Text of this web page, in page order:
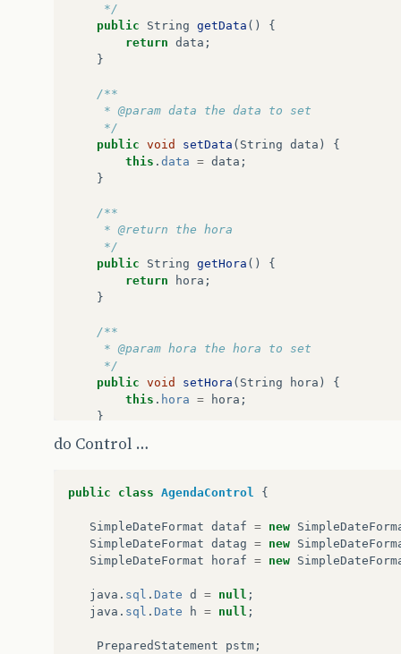
     */
public
String getData ()
{
return data ;
}
/**
     * @param data the data to set
     */
public void setData ( String data )
{
this . data = data ;
}
/**
     * @return the hora
     */
public
String getHora ()
{
return
hora ;
}
/**
     * @param hora the hora to set
     */
public void setHora ( String hora )
{
this . hora = hora ;
}
do Control …
public class AgendaControl {
SimpleDateFormat dataf = new
SimpleDateFormat datag = new
SimpleDateFormat
horaf = new
java . sql . Date d = null ;
java . sql . Date h = null ;
PreparedStatement pstm ;